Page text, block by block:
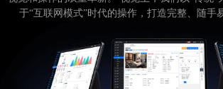
于“互联网模式”时代的操作，打造完整、随手